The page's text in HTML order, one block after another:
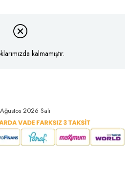
kalmamıştır.
2026 Salı